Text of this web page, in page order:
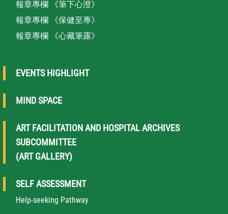
報章專欄 《筆下心澄》
報章專欄 《保健至專》
報章專欄 《心藏筆露》
EVENTS HIGHLIGHT
MIND SPACE
ART FACILITATION AND HOSPITAL ARCHIVES
SUBCOMMITTEE
(ART GALLERY)
SELF ASSESSMENT
Help-seeking Pathway